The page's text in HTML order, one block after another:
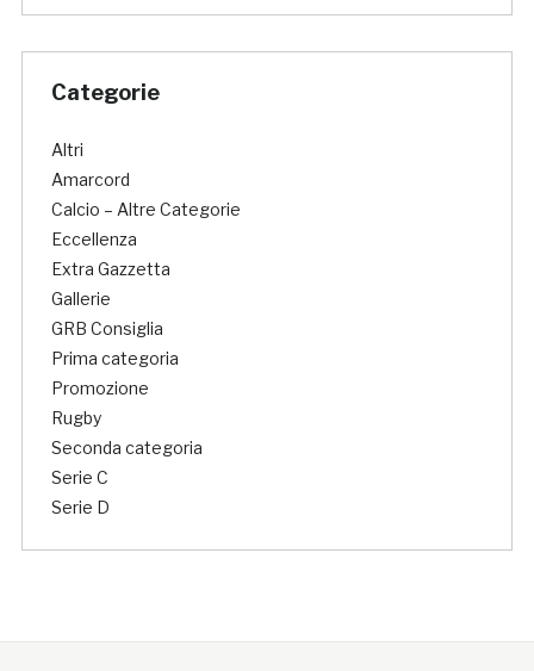
Categorie
Altri
Amarcord
Calcio – Altre Categorie
Eccellenza
Extra Gazzetta
Gallerie
GRB Consiglia
Prima categoria
Promozione
Rugby
Seconda categoria
Serie C
Serie D